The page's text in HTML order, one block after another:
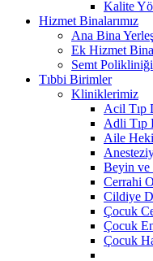
Kalite
Hizmet Binalarımız
Ana Bina
Ek Hizmet
Semt
Tıbbi Birimler
Kliniklerimiz
Acil Tıp
Adli Tıp
Aile
Beyin ve
Cerrahi
Cildiye
Çocuk
Çocuk
Çocuk